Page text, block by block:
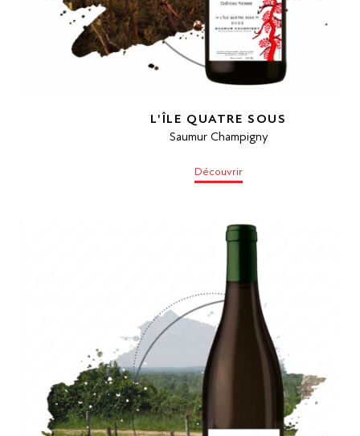
L'ÎLE QUATRE SOUS
Saumur Champigny
Découvrir